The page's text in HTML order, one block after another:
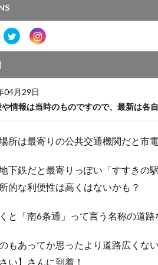
04月29日
情報は当時のものですので、最新は各自
所は最寄りの公共交通機関だと市
下鉄だと最寄りっぽい「すすきの
的な利便性は高くはないかも？
と「南6条通」って言う名称の道路
もあってか思ったより道路広くな
い】さんに到着！